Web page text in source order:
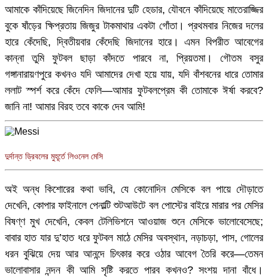
আমাকে কাঁদিয়েছে জিনেদিন জিদানের দুটি হেডার, যৌবনে কাঁদিয়েছে মাতেরাজ্জির
বুকে ষাঁড়ের ক্ষিপ্রতায় জিজুর টাকমাথার একটা গোঁতা। প্রথমবার নিজের দলের
হারে কেঁদেছি, দ্বিতীয়বার কেঁদেছি জিদানের হারে। এমন বিপরীত আবেগের
কান্না তুমি ফুটবল ছাড়া কাঁদতে পারবে না, প্রিয়তমা। গৌতম বসুর
গঙ্গানারায়ণপুরে কখনও যদি আমাদের দেখা হয়ে যায়, যদি বাঁশবনের ধারে তোমার
ললাট স্পর্শ করে কেঁদে ফেলি—আমার ফুটবলপ্রেম কী তোমাকে ঈর্ষা করবে?
জানি না! আমার বিরহ তবে কাকে দেব আমি!
দুর্দান্ত ড্রিবলের মুহূর্তে লিওনেল মেসি
অই অন্ধ কিশোরের কথা ভাবি, যে কোনোদিন মেসিকে বল পায়ে দৌড়াতে
দেখেনি, কোপার ফাইনালে পেনাল্টি শুটআউটে বল পোস্টের বাইরে মারার পর মেসির
বিষণ্ণ মুখ দেখেনি, কেবল টেলিভিশনে আওয়াজ শুনে মেসিকে ভালোবেসেছে;
বাবার হাত যার দু’হাত ধরে ফুটবল মাঠে মেসির অবস্থান, নড়াচড়া, পাস, গোলের
ধরন বুঝিয়ে দেয় আর আনন্দে চিৎকার করে ওঠার আবেগ তৈরি করে—তেমন
ভালোবাসার নন্দন কী আমি সৃষ্টি করতে পারব কখনও? সংশয় দানা বাঁধে।